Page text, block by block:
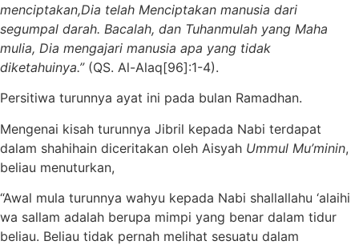
menciptakan,Dia telah Menciptakan manusia dari
segumpal darah. Bacalah, dan Tuhanmulah yang Maha
mulia, Dia mengajari manusia apa yang tidak
diketahuinya.” (QS. Al-Alaq[96]:1-4).
Persitiwa turunnya ayat ini pada bulan Ramadhan.
Mengenai kisah turunnya Jibril kepada Nabi terdapat
dalam shahihain diceritakan oleh Aisyah Ummul Mu’minin,
beliau menuturkan,
“Awal mula turunnya wahyu kepada Nabi shallallahu ‘alaihi
wa sallam adalah berupa mimpi yang benar dalam tidur
beliau. Beliau tidak pernah melihat sesuatu dalam